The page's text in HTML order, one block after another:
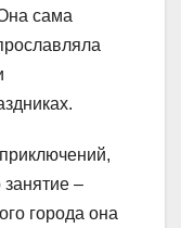
сама
–
города она